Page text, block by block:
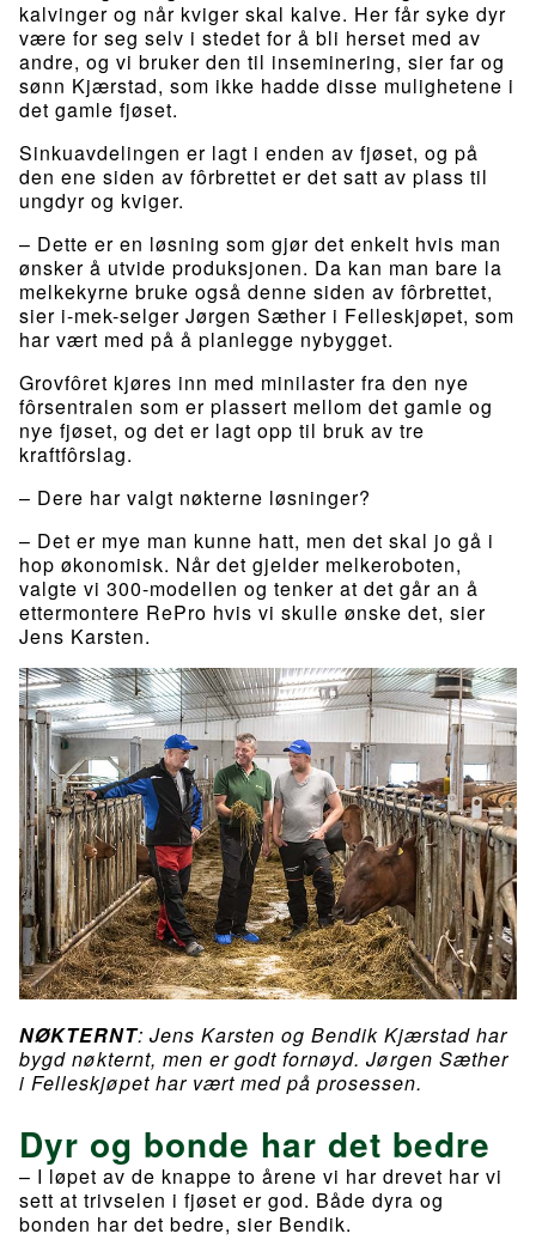
kalvinger og når kviger skal kalve. Her får syke dyr
være for seg selv i stedet for å bli herset med av
andre, og vi bruker den til inseminering, sier far og
sønn Kjærstad, som ikke hadde disse mulighetene i
det gamle fjøset.
Sinkuavdelingen er lagt i enden av fjøset, og på
den ene siden av fôrbrettet er det satt av plass til
ungdyr og kviger.
– Dette er en løsning som gjør det enkelt hvis man
ønsker å utvide produksjonen. Da kan man bare la
melkekyrne bruke også denne siden av fôrbrettet,
sier i-mek-selger Jørgen Sæther i Felleskjøpet, som
har vært med på å planlegge nybygget.
Grovfôret kjøres inn med minilaster fra den nye
fôrsentralen som er plassert mellom det gamle og
nye fjøset, og det er lagt opp til bruk av tre
kraftfôrslag.
– Dere har valgt nøkterne løsninger?
– Det er mye man kunne hatt, men det skal jo gå i
hop økonomisk. Når det gjelder melkeroboten,
valgte vi 300-modellen og tenker at det går an å
ettermontere RePro hvis vi skulle ønske det, sier
Jens Karsten.
NØKTERNT: Jens Karsten og Bendik Kjærstad har
bygd nøkternt, men er godt fornøyd. Jørgen Sæther
i Felleskjøpet har vært med på prosessen.
Dyr og bonde har det bedre
– I løpet av de knappe to årene vi har drevet har vi
sett at trivselen i fjøset er god. Både dyra og
bonden har det bedre, sier Bendik.